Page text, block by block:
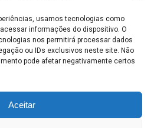
usamos tecnologias como
informações do dispositivo. O
nos permitirá processar dados
ou IDs exclusivos neste site. Não
pode afetar negativamente certos
Aceitar